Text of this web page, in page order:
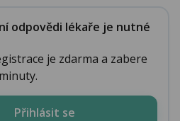
odpovědi lékaře je nutné
je zdarma a zabere
Přihlásit se